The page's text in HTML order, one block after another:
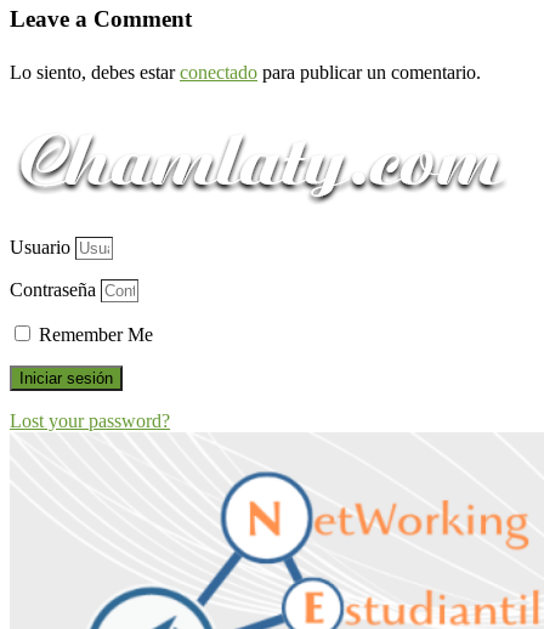
Leave a Comment
Lo siento, debes estarconectado para publicar un comentario.
Usuario
Contraseña
Remember Me
Iniciar sesión
Lost your password?